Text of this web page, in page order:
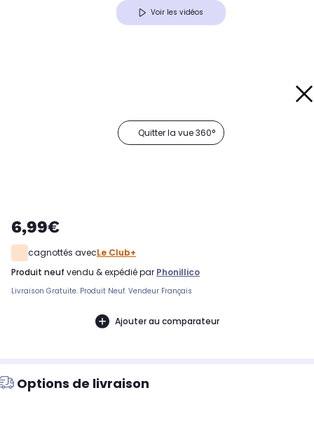
Voir les vidéos
Quitter la vue 360°
6,99€
cagnottés avecLe Club+
produit neuf vendu & expédié par Phonillico
Livraison Gratuite. Produit Neuf. Vendeur Français
Ajouter au comparateur
Options de livraison